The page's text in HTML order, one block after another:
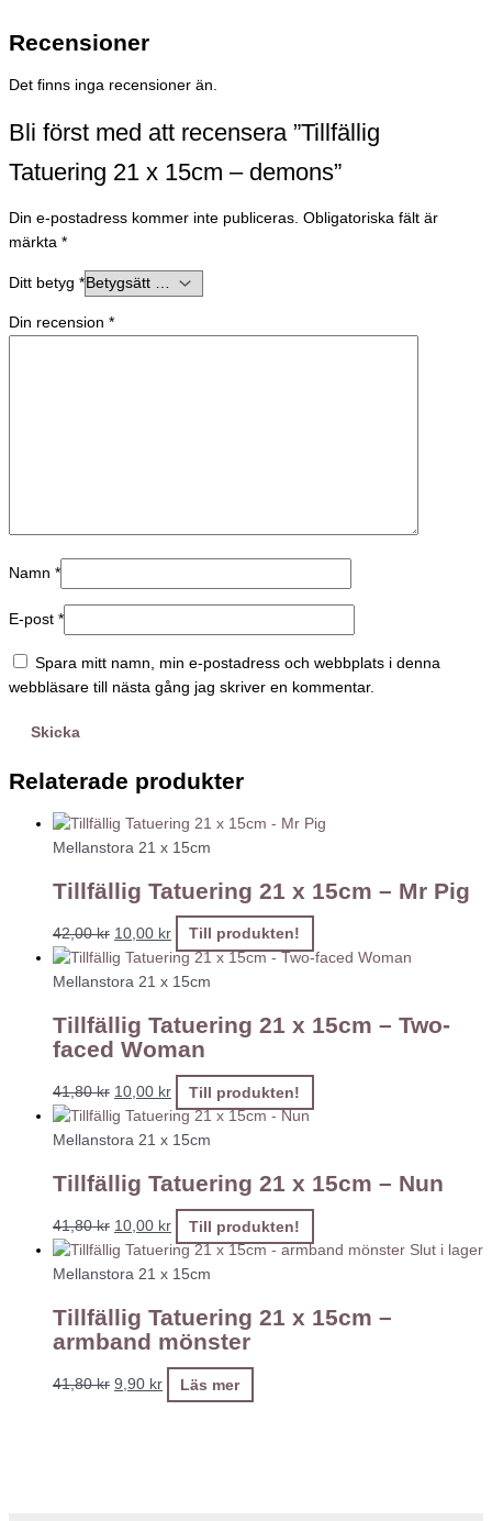
Recensioner
Det finns inga recensioner än.
Bli först med att recensera ”Tillfällig
Tatuering 21 x 15cm – demons”
Din e-postadress kommer inte publiceras. Obligatoriska fält är
märkta *
Ditt betyg *
Din recension *
Namn *
E-post *
Spara mitt namn, min e-postadress och webbplats i denna
webbläsare till nästa gång jag skriver en kommentar.
Relaterade produkter
Mellanstora 21 x 15cm
Tillfällig Tatuering 21 x 15cm – Mr Pig
42,00kr 10,00 kr Till produkten!
Mellanstora 21 x 15cm
Tillfällig Tatuering 21 x 15cm – Two-
faced Woman
41,80kr 10,00 kr Till produkten!
Mellanstora 21 x 15cm
Tillfällig Tatuering 21 x 15cm – Nun
41,80kr 10,00 kr Till produkten!
Slut i lager
Mellanstora 21 x 15cm
Tillfällig Tatuering 21 x 15cm –
armband mönster
41,80kr 9,90 kr Läs mer